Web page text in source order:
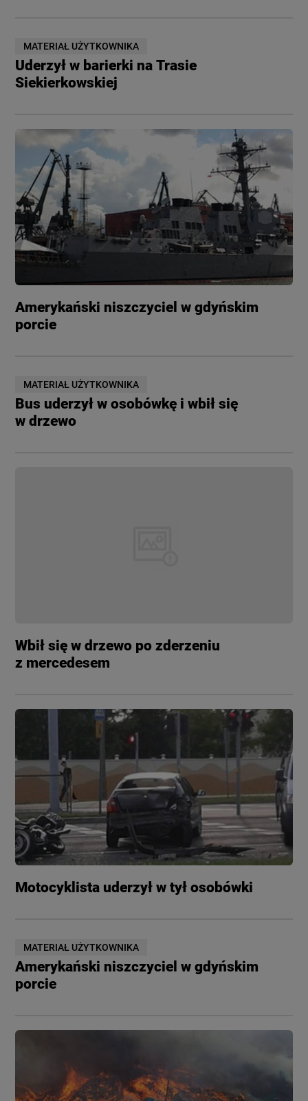
MATERIAŁ UŻYTKOWNIKA
Uderzył w barierki na Trasie
Siekierkowskiej
Amerykański niszczyciel w gdyńskim
porcie
MATERIAŁ UŻYTKOWNIKA
Bus uderzył w osobówkę i wbił się
w drzewo
Wbił się w drzewo po zderzeniu
z mercedesem
Motocyklista uderzył w tył osobówki
MATERIAŁ UŻYTKOWNIKA
Amerykański niszczyciel w gdyńskim
porcie